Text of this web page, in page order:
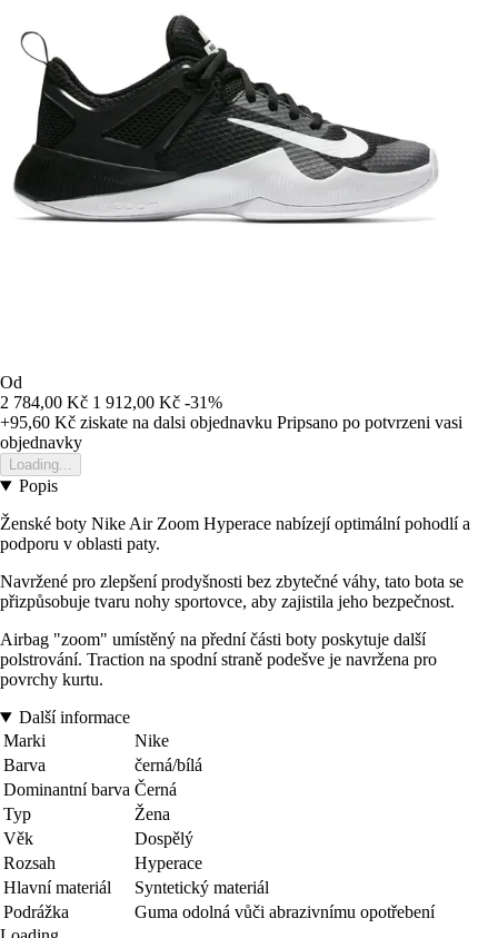
Od
2 784,00 Kč 1 912,00 Kč -31%
+95,60 Kč ziskate na dalsi objednavku Pripsano po potvrzeni vasi
objednavky
Loading...
Popis
Ženské boty Nike Air Zoom Hyperace nabízejí optimální pohodlí a
podporu v oblasti paty.
Navržené pro zlepšení prodyšnosti bez zbytečné váhy, tato bota se
přizpůsobuje tvaru nohy sportovce, aby zajistila jeho bezpečnost.
Airbag "zoom" umístěný na přední části boty poskytuje další
polstrování. Traction na spodní straně podešve je navržena pro
povrchy kurtu.
Další informace
Marki
Nike
Barva
černá/bílá
Dominantní barva Černá
Typ
Žena
Věk
Dospělý
Rozsah
Hyperace
Hlavní materiál
Syntetický materiál
Podrážka
Guma odolná vůči abrazivnímu opotřebení